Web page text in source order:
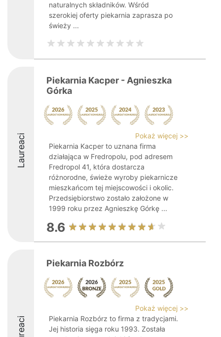
naturalnych składników. Wśród
szerokiej oferty piekarnia zaprasza po
świeży ...
Laureaci
Piekarnia Kacper - Agnieszka
Górka
Pokaż więcej >>
Piekarnia Kacper to uznana firma
działająca w Fredropolu, pod adresem
Fredropol 41, która dostarcza
różnorodne, świeże wyroby piekarnicze
mieszkańcom tej miejscowości i okolic.
Przedsiębiorstwo zostało założone w
1999 roku przez Agnieszkę Górkę ...
8.6
Piekarnia Rozbórz
Pokaż więcej >>
Piekarnia Rozbórz to firma z tradycjami.
Jej historia sięga roku 1993. Została